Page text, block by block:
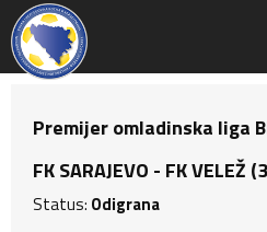
Premijer omladinska liga
FK SARAJEVO - FK VELEŽ
Status: Odigrana